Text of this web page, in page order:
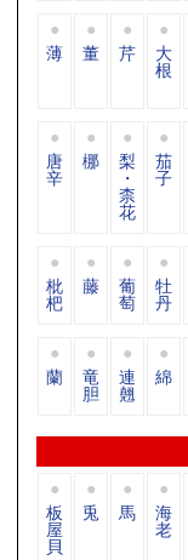
薄 董 芹 大
根
唐
辛
梛 梨
・
柰
花
茄
子
枇
杷
藤 葡
萄
牡
丹
蘭 竜
胆
連
翹
綿
板
屋
貝
兎 馬 海
老